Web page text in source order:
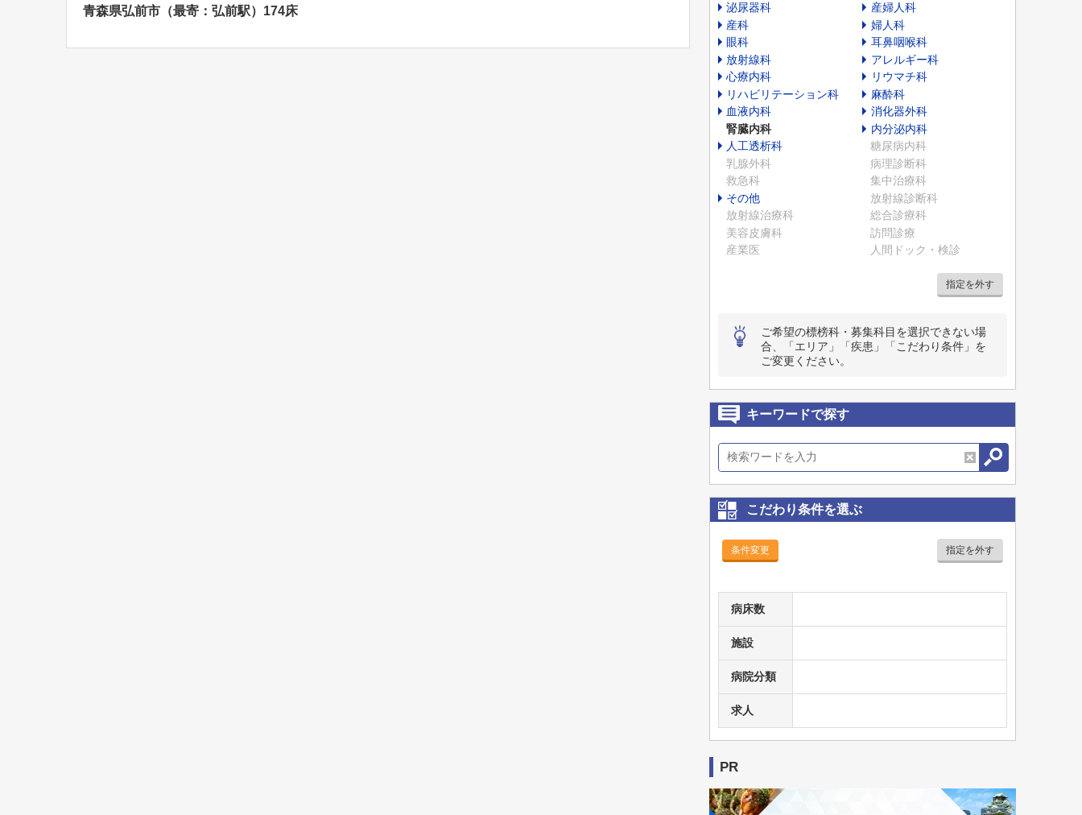
青森県弘前市（最寄：弘前駅）174床
泌尿器科
産婦人科
産科
婦人科
眼科
耳鼻咽喉科
放射線科
アレルギー科
心療内科
リウマチ科
リハビリテーション科
麻酔科
血液内科
消化器外科
腎臓内科
内分泌内科
人工透析科
糖尿病内科
乳腺外科
病理診断科
救急科
集中治療科
その他
放射線診断科
放射線治療科
総合診療科
美容皮膚科
訪問診療
産業医
人間ドック・検診
指定を外す
ご希望の標榜科・募集科目を選択できない場
合、「エリア」「疾患」「こだわり条件」を
ご変更ください。
キーワードで探す
こだわり条件を選ぶ
条件変更 指定を外す
病床数
施設
病院分類
求人
PR